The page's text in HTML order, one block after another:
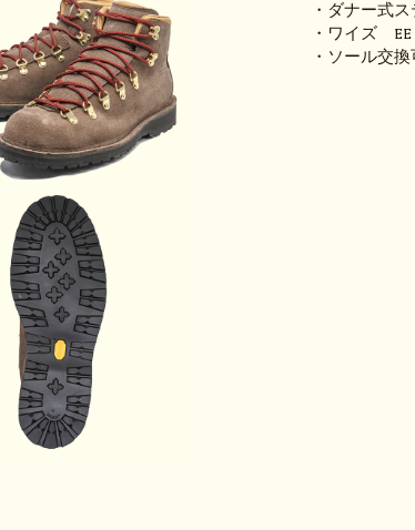
・ダナー式
・ワイズ EE
・ソール交換